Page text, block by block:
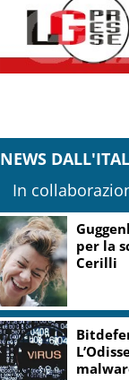
NEWS
In
per la
Cerilli